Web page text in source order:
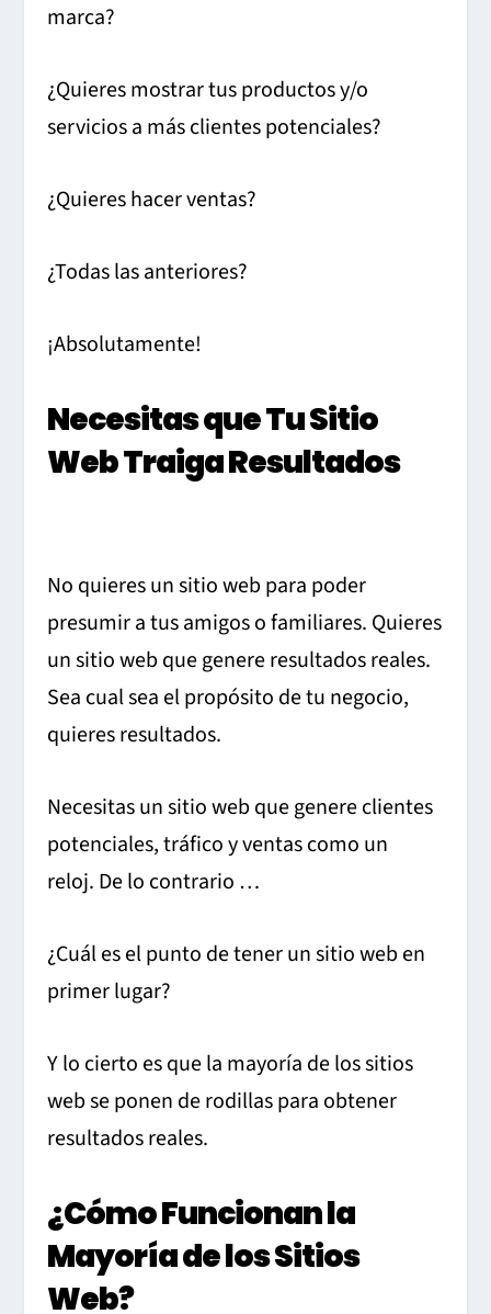
marca?
¿Quieres mostrar tus productos y/o
servicios a más clientes potenciales?
¿Quieres hacer ventas?
¿Todas las anteriores?
¡Absolutamente!
Necesitas que Tu Sitio
Web Traiga Resultados
No quieres un sitio web para poder
presumir a tus amigos o familiares. Quieres
un sitio web que genere resultados reales.
Sea cual sea el propósito de tu negocio,
quieres resultados.
Necesitas un sitio web que genere clientes
potenciales, tráfico y ventas como un
reloj. De lo contrario …
¿Cuál es el punto de tener un sitio web en
primer lugar?
Y lo cierto es que la mayoría de los sitios
web se ponen de rodillas para obtener
resultados reales.
¿Cómo Funcionan la
Mayoría de los Sitios
Web?